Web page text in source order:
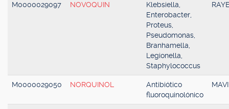
M0000029097 NOVOQUIN
Klebsiella,
Enterobacter,
Proteus,
Pseudomonas,
Branhamella,
Legionella,
Staphylococcus
M0000029050 NORQUINOL
Antibiótico
fluoroquinolónico
MAVI